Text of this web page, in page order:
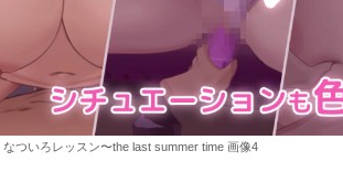
なついろレッスン〜the last summer time 画像4